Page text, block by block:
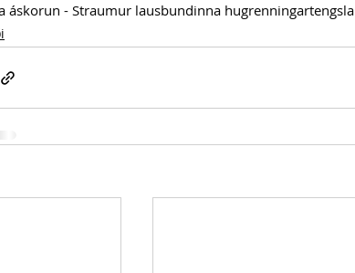
áskorun - Straumur lausbundinna hugrenningartengsla